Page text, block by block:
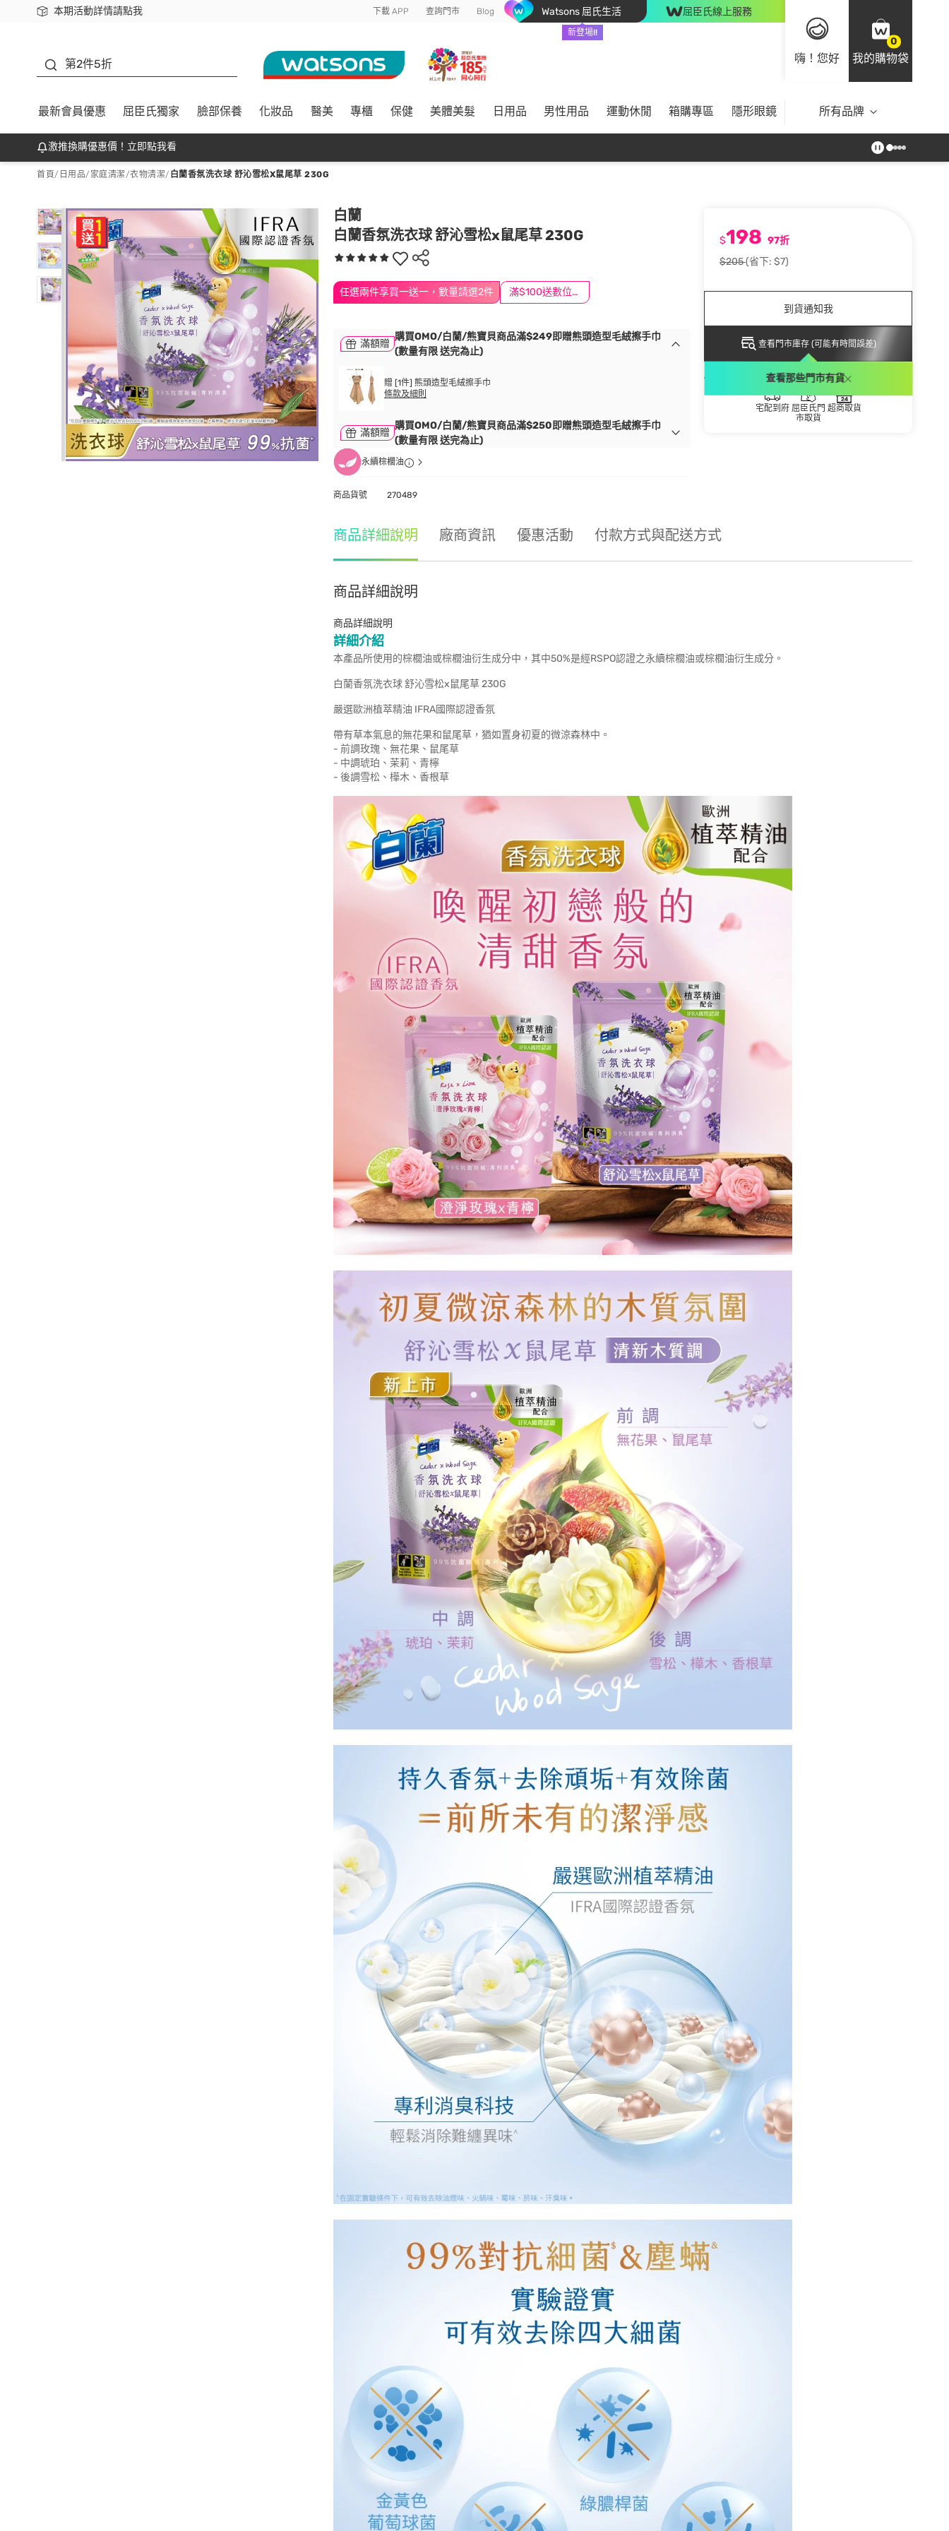
本期活動詳情請點我
下載app最高回饋$350 下載 APP 查詢門市 Blog Watsons 屈氏生活
新登場!!
屈臣氏線上服務
嗨！您好
0
我的購物袋
第2件5折
最新會員優惠 屈臣氏獨家 臉部保養 化妝品 醫美 專櫃 保健 美體美髮 日用品 男性用品 運動休閒 箱購專區 隱形眼鏡 所有品牌
激推換購優惠價！立即點我看
首頁/ 日用品/ 家庭清潔/衣物清潔/ 白蘭香氛洗衣球 舒沁雪松X鼠尾草 230G
白蘭
白蘭香氛洗衣球 舒沁雪松x鼠尾草 230G
任選兩件享買一送一，數量請選2件 滿$100送數位印花
$198 97折
$205(省下: $7)
到貨通知我
查看門市庫存 (可能有時間誤差)
查看那些門市有貨
配送方式
宅配到府 屈臣氏門
市取貨
超商取貨
滿額贈
購買OMO/白蘭/熊寶貝商品滿$249即贈熊頭造型毛絨擦手巾
(數量有限 送完為止)
贈 [1件] 熊頭造型毛絨擦手巾
條款及細則
滿額贈
購買OMO/白蘭/熊寶貝商品滿$250即贈熊頭造型毛絨擦手巾
(數量有限 送完為止)
永續棕櫚油
商品貨號 270489
商品詳細說明 廠商資訊 優惠活動 付款方式與配送方式
商品詳細說明
商品詳細說明
詳細介紹
本產品所使用的棕櫚油或棕櫚油衍生成分中，其中50%是經RSPO認證之永續棕櫚油或棕櫚油衍生成分。
白蘭香氛洗衣球 舒沁雪松x鼠尾草 230G
嚴選歐洲植萃精油 IFRA國際認證香氛
帶有草本氣息的無花果和鼠尾草，猶如置身初夏的微涼森林中。
- 前調玫瑰、無花果、鼠尾草
- 中調琥珀、茉莉、青檸
- 後調雪松、樺木、香根草